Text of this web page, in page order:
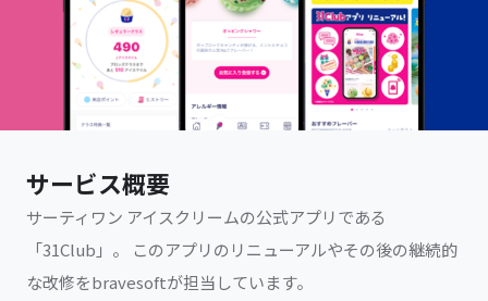
サービス概要
サーティワン アイスクリームの公式アプリである
「31Club」。 このアプリのリニューアルやその後の継続的
な改修をbravesoftが担当しています。